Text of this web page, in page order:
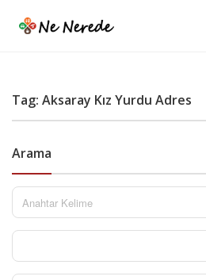
Tag: Aksaray Kız Yurdu Adres
Arama